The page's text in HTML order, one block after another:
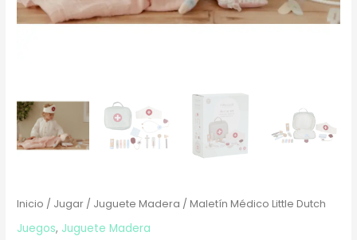
Inicio / Jugar / Juguete Madera / Maletín Médico Little Dutch
Juegos, Juguete Madera